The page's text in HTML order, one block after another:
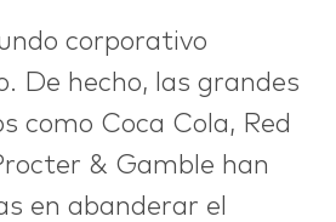
corporativo
De hecho, las grandes
como Coca Cola, Red
& Gamble han
en abanderar el